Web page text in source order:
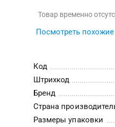
Товар временно
Посмотреть похожие
Код
Штрихкод
Бренд
Страна
Размеры упаковки